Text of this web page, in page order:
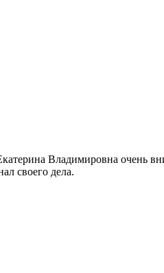
Владимировна очень
своего дела.